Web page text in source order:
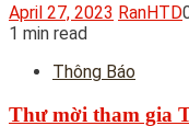
April 27, 2023 RanHTD
1 min read
Thông Báo
Thư mời tham gia